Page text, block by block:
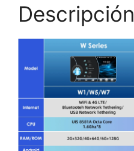
Descripción